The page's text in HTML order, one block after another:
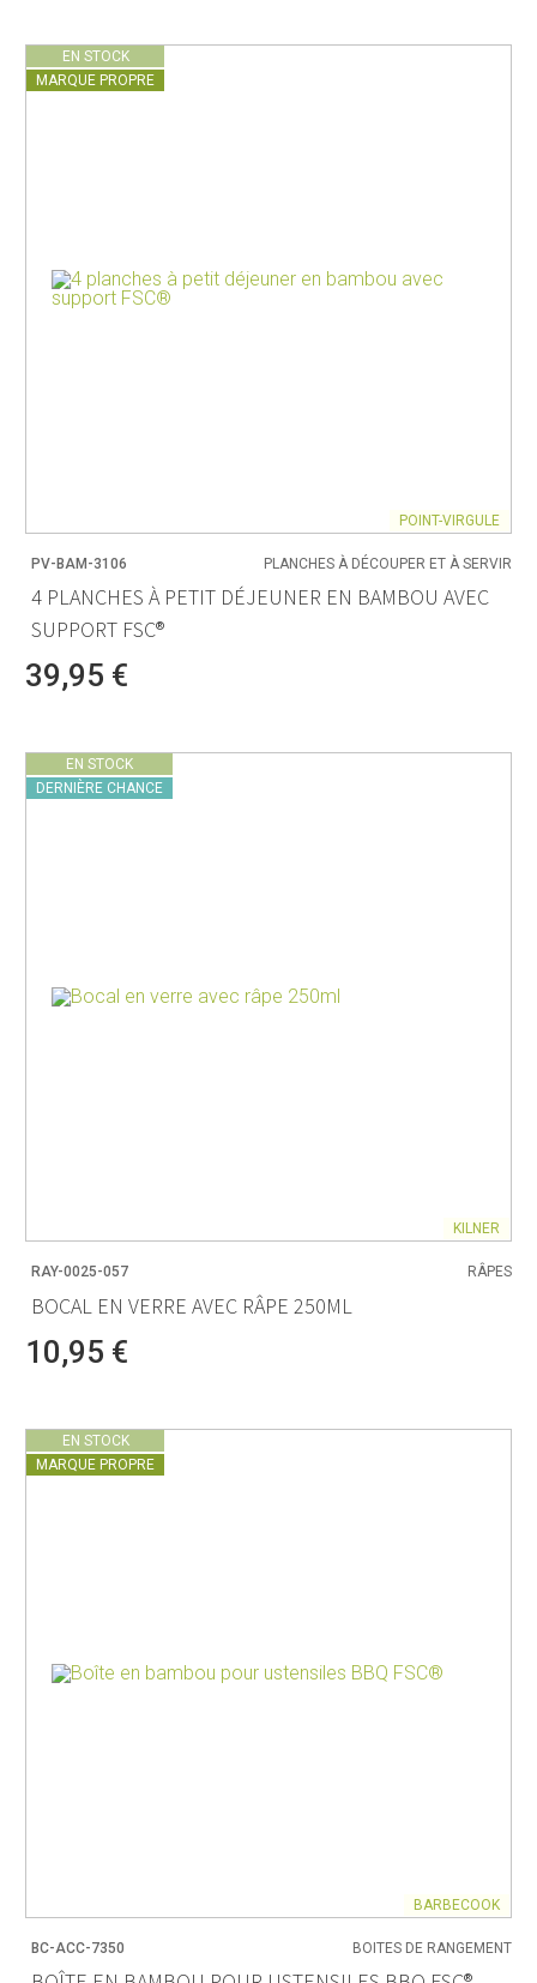
EN STOCK
MARQUE PROPRE
POINT-VIRGULE
PV-BAM-3106 PLANCHES À DÉCOUPER ET À SERVIR
4 PLANCHES À PETIT DÉJEUNER EN BAMBOU AVEC
SUPPORT FSC®
39,95 €
EN STOCK
DERNIÈRE CHANCE
KILNER
RAY-0025-057 RÂPES
BOCAL EN VERRE AVEC RÂPE 250ML
10,95 €
EN STOCK
MARQUE PROPRE
BARBECOOK
BC-ACC-7350 BOITES DE RANGEMENT